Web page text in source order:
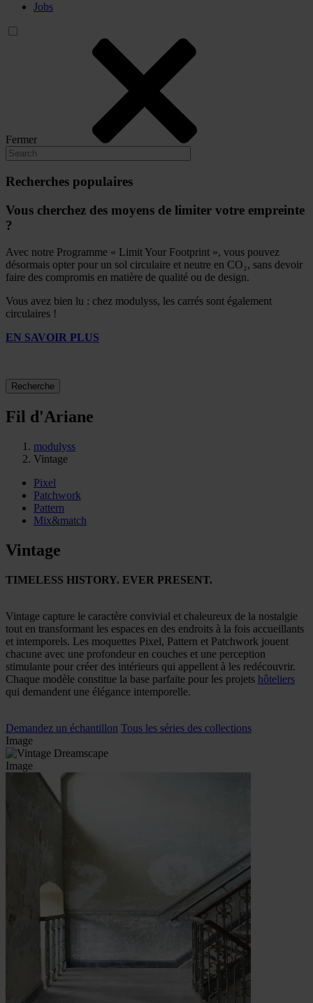
Jobs
Fermer
Recherches populaires
Vous cherchez des moyens de limiter votre empreinte
?
Avec notre Programme « Limit Your Footprint », vous pouvez
désormais opter pour un sol circulaire et neutre en CO₂, sans devoir
faire des compromis en matière de qualité ou de design.
Vous avez bien lu : chez modulyss, les carrés sont également
circulaires !
EN SAVOIR PLUS
Recherche
Fil d'Ariane
modulyss
Vintage
Pixel
Patchwork
Pattern
Mix&match
Vintage
TIMELESS HISTORY. EVER PRESENT.
Vintage capture le caractère convivial et chaleureux de la nostalgie
tout en transformant les espaces en des endroits à la fois accueillants
et intemporels. Les moquettes Pixel, Pattern et Patchwork jouent
chacune avec une profondeur en couches et une perception
stimulante pour créer des intérieurs qui appellent à les redécouvrir.
Chaque modèle constitue la base parfaite pour les projets hôteliers
qui demandent une élégance intemporelle.
Demandez un échantillon Tous les séries des collections
Image
Image